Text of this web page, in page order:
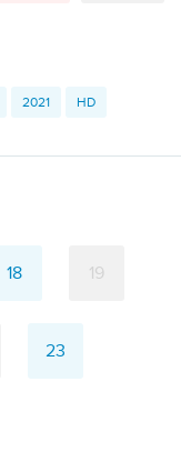
2021 HD
18 19
23